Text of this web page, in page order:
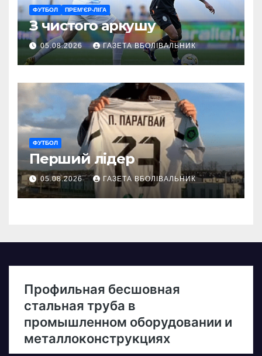
ФУТБОЛ ПРЕМ’ЄР-ЛІГА
З чистого аркушу
05.08.2026 ГАЗЕТА ВБОЛІВАЛЬНИК
ФУТБОЛ
Перший лідер
05.08.2026 ГАЗЕТА ВБОЛІВАЛЬНИК